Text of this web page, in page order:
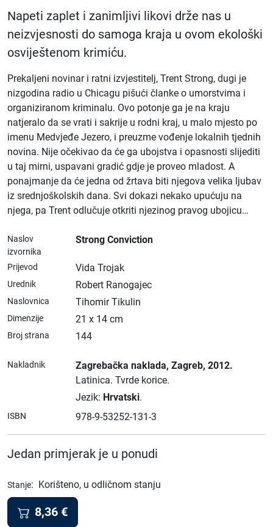
Napeti zaplet i zanimljivi likovi drže nas u
neizvjesnosti do samoga kraja u ovom ekološki
osviještenom krimiću.
Prekaljeni novinar i ratni izvjestitelj, Trent Strong, dugi je
nizgodina radio u Chicagu pišući članke o umorstvima i
organiziranom kriminalu. Ovo potonje ga je na kraju
natjeralo da se vrati i sakrije u rodni kraj, u malo mjesto po
imenu Medvjeđe Jezero, i preuzme vođenje lokalnih tjednih
novina. Nije očekivao da će ga ubojstva i opasnosti slijediti
u taj mirni, uspavani gradić gdje je proveo mladost. A
ponajmanje da će jedna od žrtava biti njegova velika ljubav
iz srednjoškolskih dana. Svi dokazi nekako upućuju na
njega, pa Trent odlučuje otkriti njezinog pravog ubojicu…
Naslov
izvornika
Strong Conviction
Prijevod Vida Trojak
Urednik Robert Ranogajec
Naslovnica Tihomir Tikulin
Dimenzije 21 x 14 cm
Broj strana 144
Nakladnik Zagrebačka naklada, Zagreb, 2012.
Latinica. Tvrde korice.
Jezik: Hrvatski.
ISBN 978-9-53252-131-3
Jedan primjerak je u ponudi
Stanje: Korišteno, u odličnom stanju
8,36 €